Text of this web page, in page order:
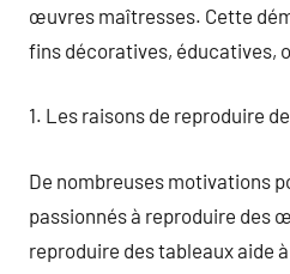
œuvres maîtresses. Cette
fins décoratives, éducatives,
1. Les raisons de reproduire
De nombreuses motivations
passionnés à reproduire des
reproduire des tableaux aide